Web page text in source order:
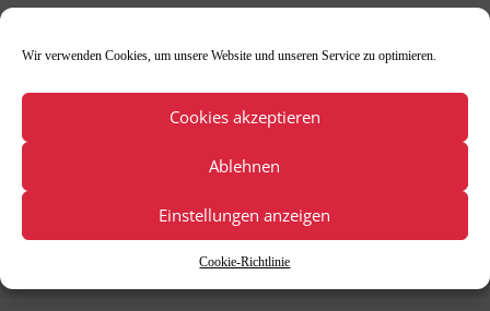
Wir verwenden Cookies, um unsere Website und unseren Service zu optimieren.
Cookies akzeptieren
Ablehnen
Einstellungen anzeigen
Cookie-Richtlinie
27
246